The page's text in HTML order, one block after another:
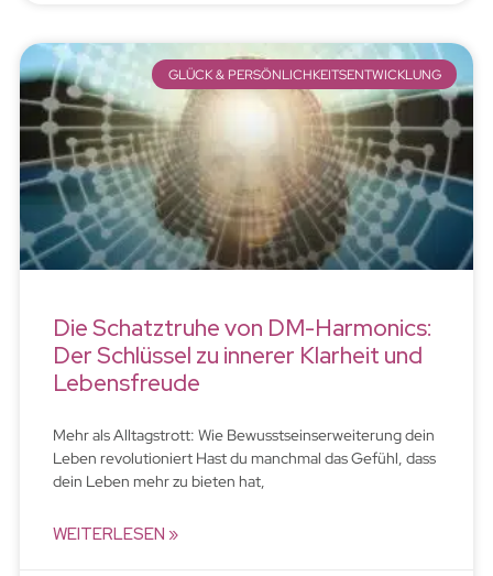
GLÜCK & PERSÖNLICHKEITSENTWICKLUNG
Die Schatztruhe von DM-Harmonics:
Der Schlüssel zu innerer Klarheit und
Lebensfreude
Mehr als Alltagstrott: Wie Bewusstseinserweiterung dein
Leben revolutioniert Hast du manchmal das Gefühl, dass
dein Leben mehr zu bieten hat,
WEITERLESEN »